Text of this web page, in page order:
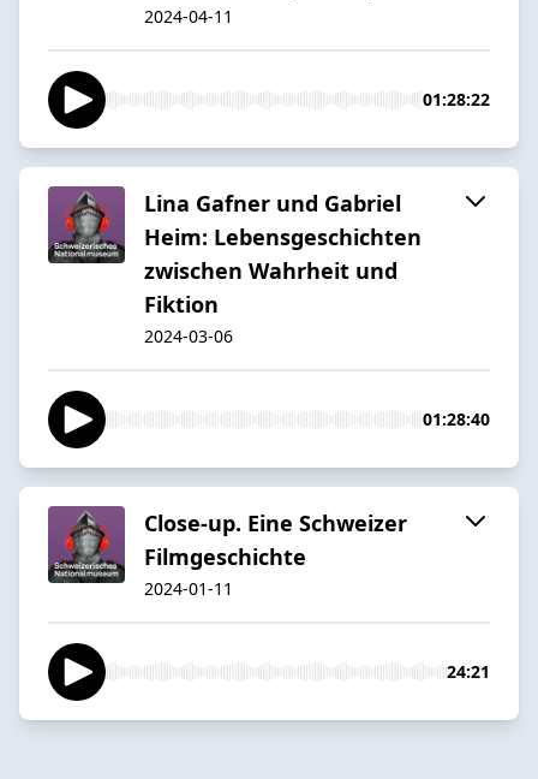
2024-04-11
01:28:22
Lina Gafner und Gabriel
Heim: Lebensgeschichten
zwischen Wahrheit und
Fiktion
2024-03-06
01:28:40
Close-up. Eine Schweizer
Filmgeschichte
2024-01-11
24:21